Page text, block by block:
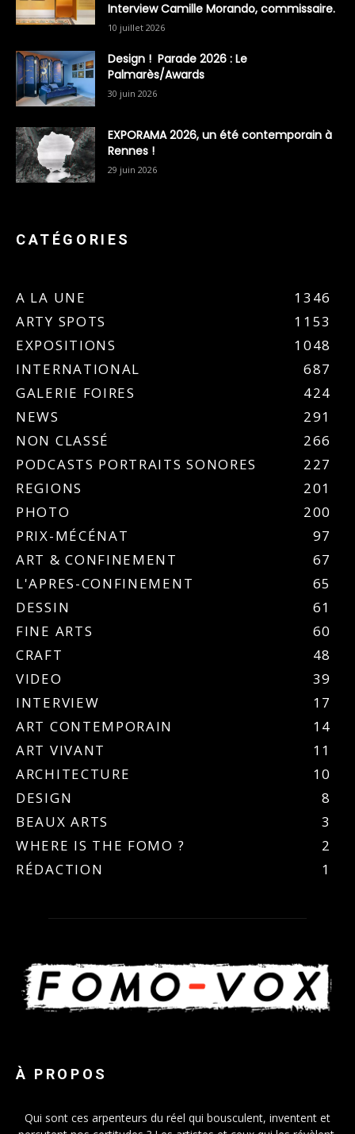
Interview Camille Morando, commissaire.
10 juillet 2026
Design ! Parade 2026 : Le
Palmarès/Awards
30 juin 2026
EXPORAMA 2026, un été contemporain à
Rennes !
29 juin 2026
CATÉGORIES
A LA UNE
1346
ARTY SPOTS
1153
EXPOSITIONS
1048
INTERNATIONAL
687
GALERIE FOIRES
424
NEWS
291
NON CLASSÉ
266
PODCASTS PORTRAITS SONORES
227
REGIONS
201
PHOTO
200
PRIX-MÉCÉNAT
97
ART & CONFINEMENT
67
L'APRES-CONFINEMENT
65
DESSIN
61
FINE ARTS
60
CRAFT
48
VIDEO
39
INTERVIEW
17
ART CONTEMPORAIN
14
ART VIVANT
11
ARCHITECTURE
10
DESIGN
8
BEAUX ARTS
3
WHERE IS THE FOMO ?
2
RÉDACTION
1
À PROPOS
Qui sont ces arpenteurs du réel qui bousculent, inventent et